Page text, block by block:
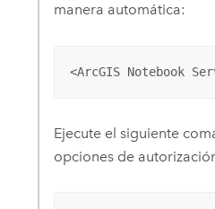
manera automática:
<ArcGIS Notebook
Ejecute el siguiente
opciones de